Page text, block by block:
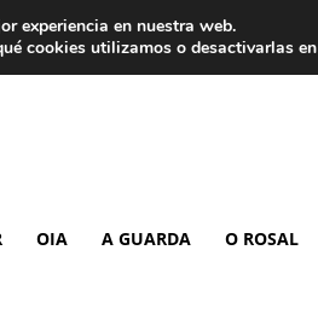
OIA A GUARDA O ROSAL
experiencia en nuestra web.
cookies utilizamos o desactivarlas en